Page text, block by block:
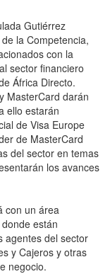
Gutiérrez
la Competencia,
con la
sector financiero
África Directo.
MasterCard darán
ello estarán
de Visa Europe
de MasterCard
del sector en temas
los avances
con un área
están
agentes del sector
y Cajeros y otras
negocio.